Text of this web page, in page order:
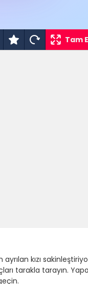
Tam
kızı
tarakla tarayın.